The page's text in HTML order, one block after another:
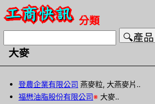
分類
大麥
登農企業有限公司 燕麥粒, 大燕麥片..
福懋油脂股份有限公司※ 大麥..